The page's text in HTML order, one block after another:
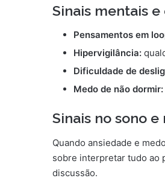
Sinais mentais
Pensamentos em
Hipervigilância:
Dificuldade de
Medo de não dormir:
Sinais no sono e
Quando ansiedade e
sobre interpretar tudo ao
discussão.